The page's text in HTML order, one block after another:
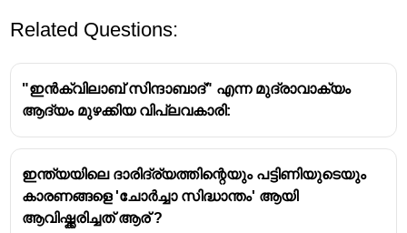
ഭാരതത്തിലെ ബ്രിട്ടീഷു ഭരണത്തെ തകർത്ത്
സ്വാതന്ത്ര്യം നേടാൻ സൈന്യത്തിനെ
ഉപയോഗിക്കണമെന്ന ഭാരതീയ
Related Questions:
"ഇൻക്വിലാബ് സിന്ദാബാദ്" എന്ന മുദ്രാവാക്യം
ആദ്യം മുഴക്കിയ വിപ്ലവകാരി:
ഇന്ത്യയിലെ ദാരിദ്ര്യത്തിന്റെയും പട്ടിണിയുടെയും
കാരണങ്ങളെ 'ചോർച്ചാ സിദ്ധാന്തം' ആയി
ആവിഷ്ക്കരിച്ചത് ആര് ?